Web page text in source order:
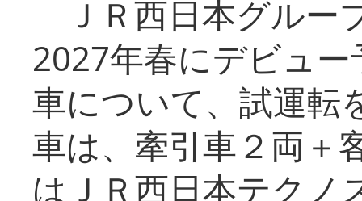
ＪＲ西日本グルー
2027年春にデビュ
車について、試運転
車は、牽引車２両＋
はＪＲ西日本テクノ